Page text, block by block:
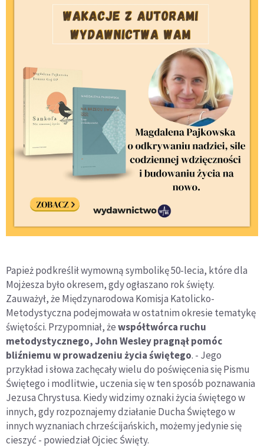
Papież podkreślił wymowną symbolikę 50-lecia, które dla
Mojżesza było okresem, gdy ogłaszano rok święty.
Zauważył, że Międzynarodowa Komisja Katolicko-
Metodystyczna podejmowała w ostatnim okresie tematykę
świętości. Przypomniał, żewspółtwórca ruchu
metodystycznego, John Wesley pragnął pomóc
bliźniemu w prowadzeniu życia świętego. - Jego
przykład i słowa zachęcały wielu do poświęcenia się Pismu
Świętego i modlitwie, uczenia się w ten sposób poznawania
Jezusa Chrystusa. Kiedy widzimy oznaki życia świętego w
innych, gdy rozpoznajemy działanie Ducha Świętego w
innych wyznaniach chrześcijańskich, możemy jedynie się
cieszyć - powiedział Ojciec Święty.